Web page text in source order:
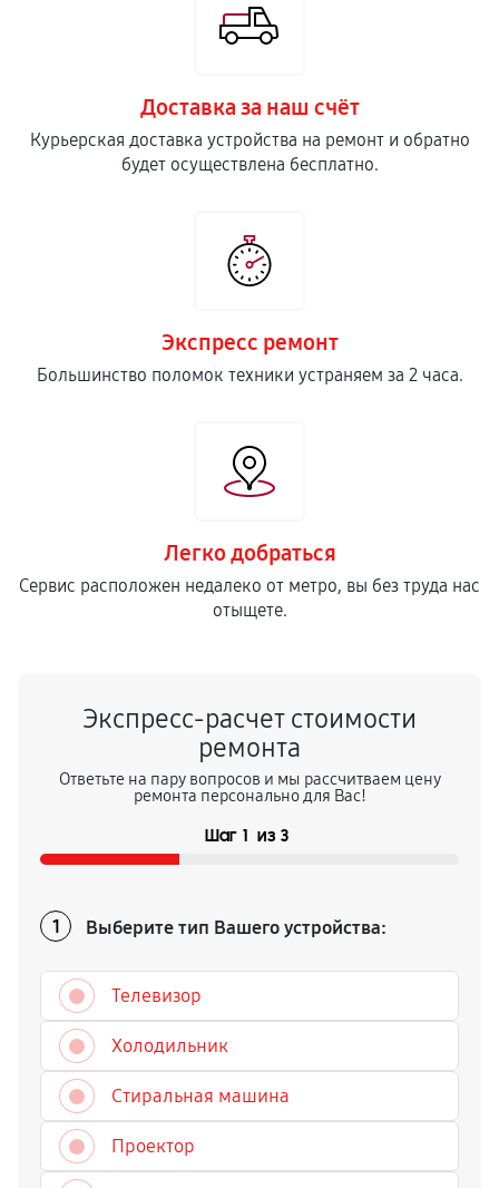
Доставка за наш счёт
Курьерская доставка устройства на ремонт и обратно
будет осуществлена бесплатно.
Экспресс ремонт
Большинство поломок техники устраняем за 2 часа.
Легко добраться
Сервис расположен недалеко от метро, вы без труда нас
отыщете.
Экспресс-расчет стоимости
ремонта
Ответьте на пару вопросов и мы рассчитваем цену
ремонта персонально для Вас!
Шаг 1 из 3
1 Выберите тип Вашего устройства:
Телевизор
Холодильник
Стиральная машина
Проектор